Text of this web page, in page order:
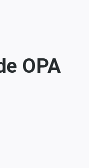
OPA